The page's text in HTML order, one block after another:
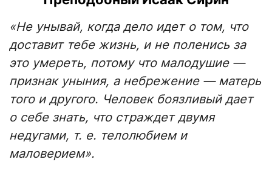
«Не унывай, когда дело идет о том, что
доставит тебе жизнь, и не поленись за
это умереть, потому что малодушие —
признак уныния, а небрежение — матерь
того и другого. Человек боязливый дает
о себе знать, что страждет двумя
недугами, т. е. телолюбием и
маловерием».